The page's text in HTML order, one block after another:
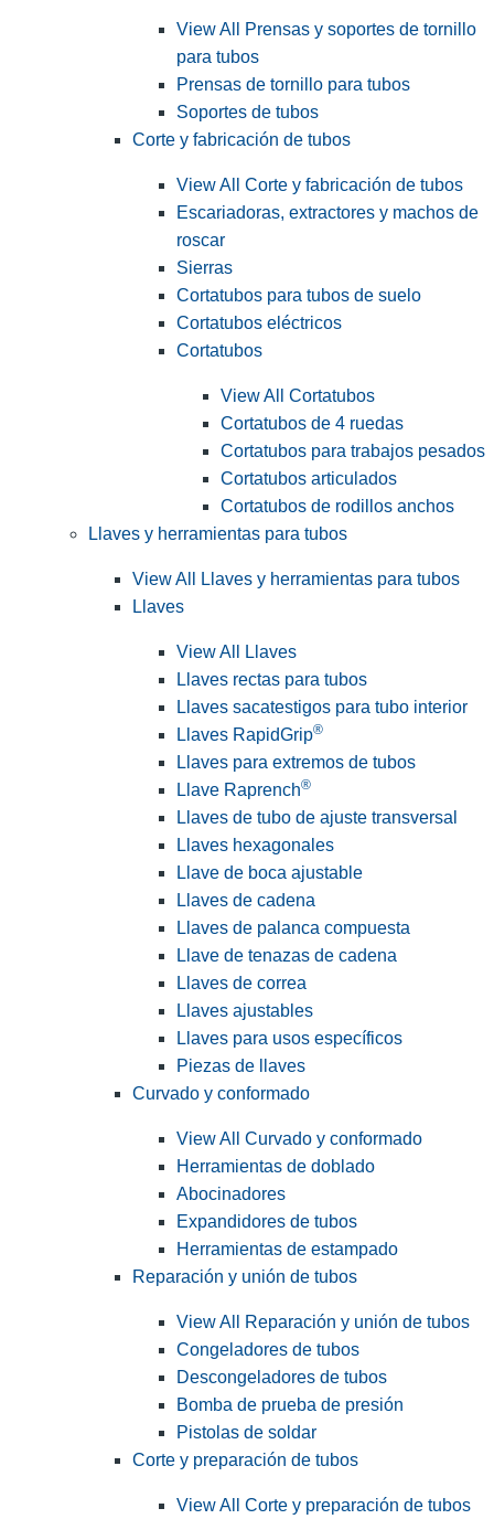
View All Prensas y soportes de tornillo
para tubos
Prensas de tornillo para tubos
Soportes de tubos
Corte y fabricación de tubos
View All Corte y fabricación de tubos
Escariadoras, extractores y machos de
roscar
Sierras
Cortatubos para tubos de suelo
Cortatubos eléctricos
Cortatubos
View All Cortatubos
Cortatubos de 4 ruedas
Cortatubos para trabajos pesados
Cortatubos articulados
Cortatubos de rodillos anchos
Llaves y herramientas para tubos
View All Llaves y herramientas para tubos
Llaves
View All Llaves
Llaves rectas para tubos
Llaves sacatestigos para tubo interior
Llaves RapidGrip®
Llaves para extremos de tubos
Llave Raprench®
Llaves de tubo de ajuste transversal
Llaves hexagonales
Llave de boca ajustable
Llaves de cadena
Llaves de palanca compuesta
Llave de tenazas de cadena
Llaves de correa
Llaves ajustables
Llaves para usos específicos
Piezas de llaves
Curvado y conformado
View All Curvado y conformado
Herramientas de doblado
Abocinadores
Expandidores de tubos
Herramientas de estampado
Reparación y unión de tubos
View All Reparación y unión de tubos
Congeladores de tubos
Descongeladores de tubos
Bomba de prueba de presión
Pistolas de soldar
Corte y preparación de tubos
View All Corte y preparación de tubos